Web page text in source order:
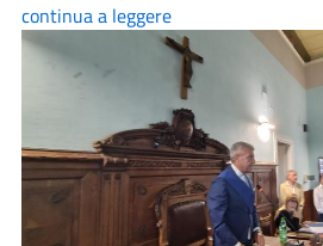
continua a leggere